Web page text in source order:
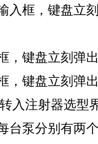
入框，键盘立
，键盘立刻弹
，键盘立刻弹
入注射器选型
台泵分别有两